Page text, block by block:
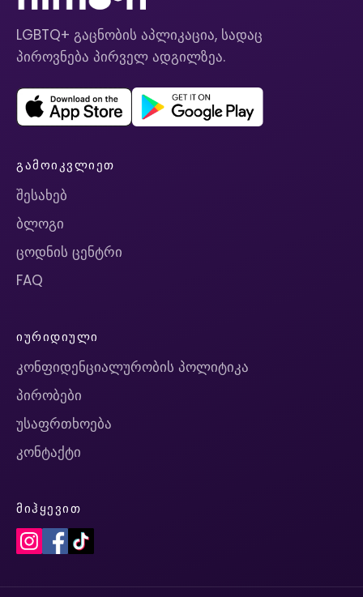
LGBTQ+ გაცნობის აპლიკაცია, სადაც
პიროვნება პირველ ადგილზეა.
ᲒᲐᲛᲝᲘᲙᲕᲚᲘᲔᲗ
შესახებ
ბლოგი
ცოდნის ცენტრი
FAQ
ᲘᲣᲠᲘᲓᲘᲣᲚᲘ
კონფიდენციალურობის პოლიტიკა
პირობები
უსაფრთხოება
კონტაქტი
ᲛᲘᲰᲧᲔᲕᲘᲗ